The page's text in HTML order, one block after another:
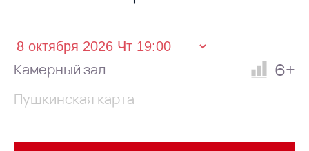
Камерный зал 6+
Пушкинская карта